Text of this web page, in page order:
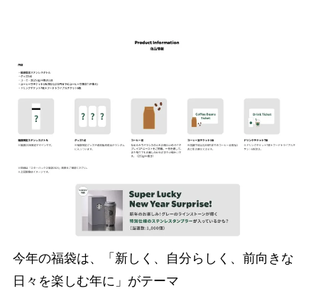
今年の福袋は、「新しく、自分らしく、前向きな
日々を楽しむ年に」がテーマ